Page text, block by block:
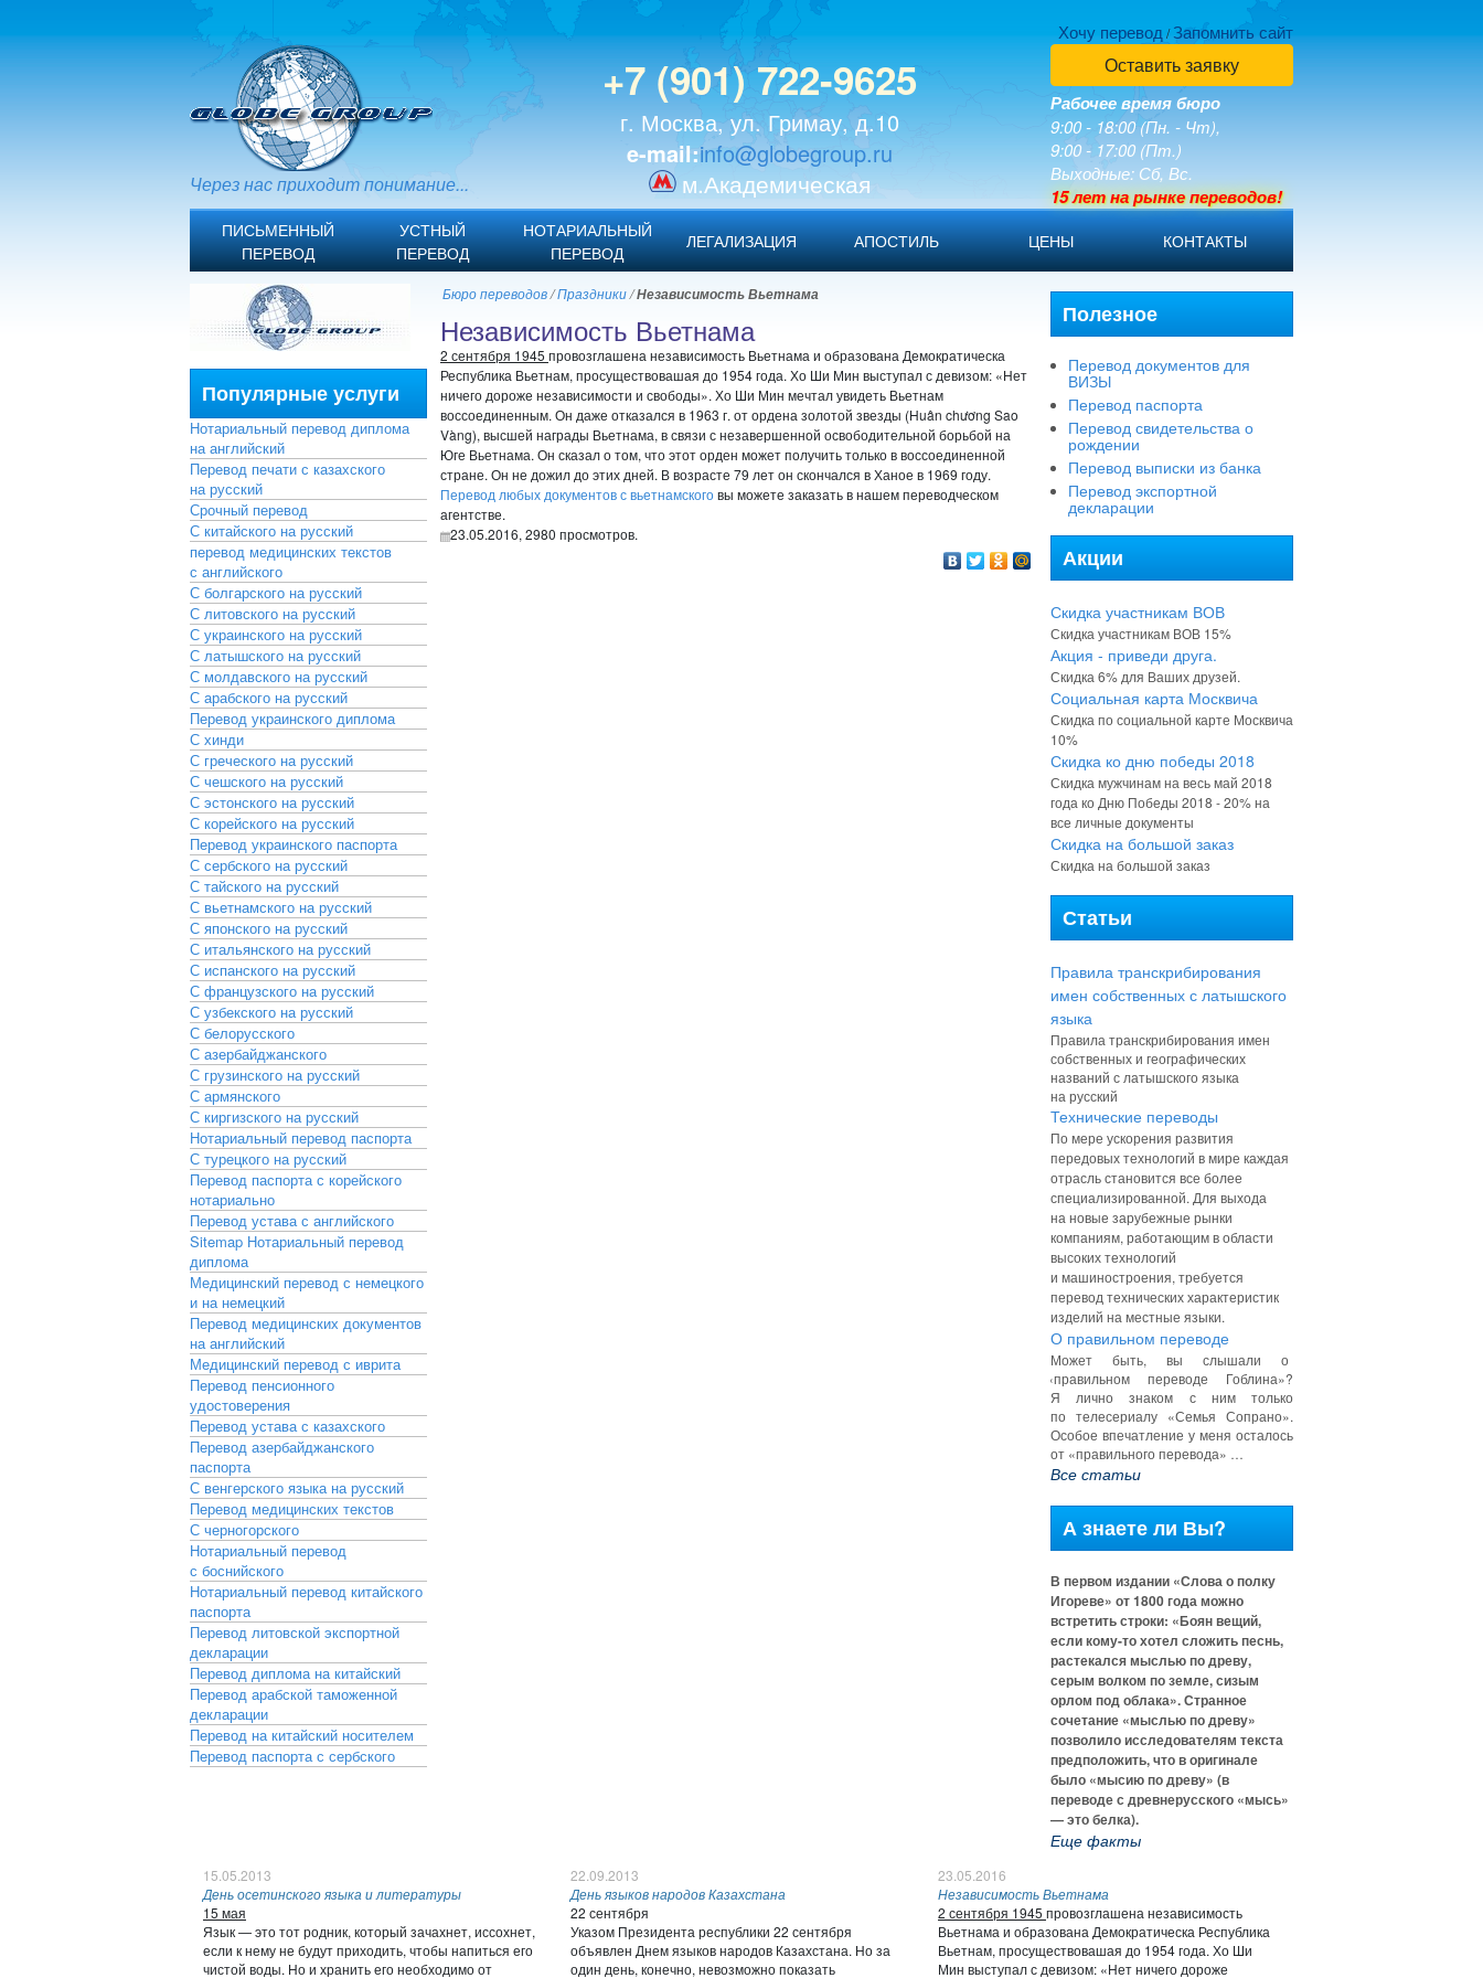
Хочу перевод /Запомнить сайт
Через нас приходит понимание...
+7 (901) 722-9625
г. Москва, ул. Гримау, д.10
e-mail:info@globegroup.ru
м.Академическая
Оставить заявку
Рабочее время бюро
9:00 - 18:00 (Пн. - Чт),
9:00 - 17:00 (Пт.)
Выходные: Сб, Вс.
15 лет на рынке переводов!
ПИСЬМЕННЫЙ
ПЕРЕВОД
УСТНЫЙ
ПЕРЕВОД
НОТАРИАЛЬНЫЙ
ПЕРЕВОД
ЛЕГАЛИЗАЦИЯ АПОСТИЛЬ ЦЕНЫ КОНТАКТЫ
Популярные услуги
Нотариальный перевод диплома
на английский
Перевод печати с казахского
на русский
Срочный перевод
С китайского на русский
перевод медицинских текстов
с английского
С болгарского на русский
С литовского на русский
С украинского на русский
С латышского на русский
С молдавского на русский
С арабского на русский
Перевод украинского диплома
С хинди
С греческого на русский
С чешского на русский
С эстонского на русский
С корейского на русский
Перевод украинского паспорта
С сербского на русский
С тайского на русский
С вьетнамского на русский
С японского на русский
С итальянского на русский
С испанского на русский
С французского на русский
С узбекского на русский
С белорусского
С азербайджанского
С грузинского на русский
С армянского
С киргизского на русский
Нотариальный перевод паспорта
С турецкого на русский
Перевод паспорта с корейского
нотариально
Перевод устава с английского
Sitemap Нотариальный перевод
диплома
Медицинский перевод с немецкого
и на немецкий
Перевод медицинских документов
на английский
Медицинский перевод с иврита
Перевод пенсионного
удостоверения
Перевод устава с казахского
Перевод азербайджанского
паспорта
С венгерского языка на русский
Перевод медицинских текстов
С черногорского
Нотариальный перевод
с боснийского
Нотариальный перевод китайского
паспорта
Перевод литовской экспортной
декларации
Перевод диплома на китайский
Перевод арабской таможенной
декларации
Перевод на китайский носителем
Перевод паспорта с сербского
Бюро переводов/Праздники/Независимость Вьетнама
Независимость Вьетнама
2 сентября 1945 провозглашена независимость Вьетнама и образована Демократическа
Республика Вьетнам, просуществовашая до 1954 года. Хо Ши Мин выступал с девизом: «Нет
ничего дороже независимости и свободы». Хо Ши Мин мечтал увидеть Вьетнам
воссоединенным. Он даже отказался в 1963 г. от ордена золотой звезды (Huân chương Sao
Vàng), высшей награды Вьетнама, в связи с незавершенной освободительной борьбой на
Юге Вьетнама. Он сказал о том, что этот орден может получить только в воссоединенной
стране. Он не дожил до этих дней. В возрасте 79 лет он скончался в Ханое в 1969 году.
Перевод любых документов с вьетнамскоговы можете заказать в нашем переводческом
агентстве.
23.05.2016, 2980 просмотров.
Полезное
Перевод документов для
ВИЗЫ
Перевод паспорта
Перевод свидетельства о
рождении
Перевод выписки из банка
Перевод экспортной
декларации
Акции
Скидка участникам ВОВ
Скидка участникам ВОВ 15%
Акция - приведи друга.
Скидка 6% для Ваших друзей.
Социальная карта Москвича
Скидка по социальной карте Москвича
10%
Скидка ко дню победы 2018
Скидка мужчинам на весь май 2018
года ко Дню Победы 2018 - 20% на
все личные документы
Скидка на большой заказ
Скидка на большой заказ
Статьи
Правила транскрибирования
имен собственных с латышского
языка
Правила транскрибирования имен
собственных и географических
названий с латышского языка
на русский
Технические переводы
По мере ускорения развития
передовых технологий в мире каждая
отрасль становится все более
специализированной. Для выхода
на новые зарубежные рынки
компаниям, работающим в области
высоких технологий
и машиностроения, требуется
перевод технических характеристик
изделий на местные языки.
О правильном переводе
Может быть, вы слышали о
«правильном переводе Гоблина»?
Я лично знаком с ним только
по телесериалу «Семья Сопрано».
Особое впечатление у меня осталось
от «правильного перевода» …
Все статьи
А знаете ли Вы?
В первом издании «Слова о полку
Игореве» от 1800 года можно
встретить строки: «Боян вещий,
если кому-то хотел сложить песнь,
растекался мыслью по древу,
серым волком по земле, сизым
орлом под облака». Странное
сочетание «мыслью по древу»
позволило исследователям текста
предположить, что в оригинале
было «мысию по древу» (в
переводе с древнерусского «мысь»
— это белка).
Еще факты
15.05.2013
День осетинского языка и литературы
15 мая
Язык — это тот родник, который зачахнет, иссохнет,
если к нему не будут приходить, чтобы напиться его
чистой воды. Но и хранить его необходимо от
22.09.2013
День языков народов Казахстана
22 сентября
Указом Президента республики 22 сентября
объявлен Днем языков народов Казахстана. Но за
один день, конечно, невозможно показать
23.05.2016
Независимость Вьетнама
2 сентября 1945 провозглашена независимость
Вьетнама и образована Демократическа Республика
Вьетнам, просуществовашая до 1954 года. Хо Ши
Мин выступал с девизом: «Нет ничего дороже